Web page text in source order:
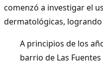
comenzó a investigar el
dermatológicas,
A principios de los
barrio de Las